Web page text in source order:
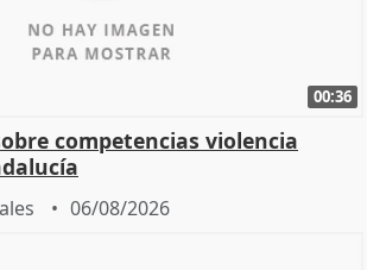
00:36
competencias violencia
06/08/2026